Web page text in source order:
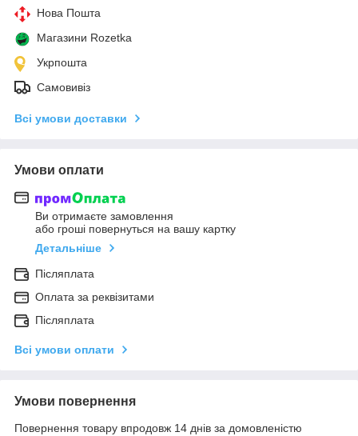
Нова Пошта
Магазини Rozetka
Укрпошта
Самовивіз
Всі умови доставки
Умови оплати
Ви отримаєте замовлення
або гроші повернуться на вашу картку
Детальніше
Післяплата
Оплата за реквізитами
Післяплата
Всі умови оплати
Умови повернення
Повернення товару впродовж 14 днів за домовленістю